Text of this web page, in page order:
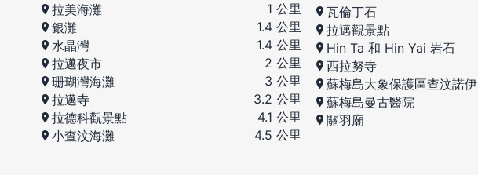
拉美海灘
1 公里
銀灘
1.4 公里
水晶灣
1.4 公里
拉邁夜市
2 公里
珊瑚灣海灘
3 公里
拉邁寺
3.2 公里
拉德科觀景點
4.1 公里
小查汶海灘
4.5 公里
瓦倫丁石
拉邁觀景點
Hin Ta 和 Hin Yai 岩石
西拉努寺
蘇梅島大象保護區查汶諾伊
蘇梅島曼古醫院
關羽廟